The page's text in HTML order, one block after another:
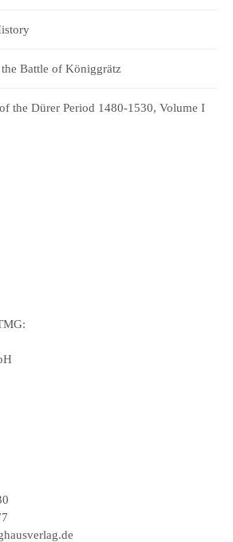
Battle of Königgrätz
the Dürer Period 1480-1530, Volume I